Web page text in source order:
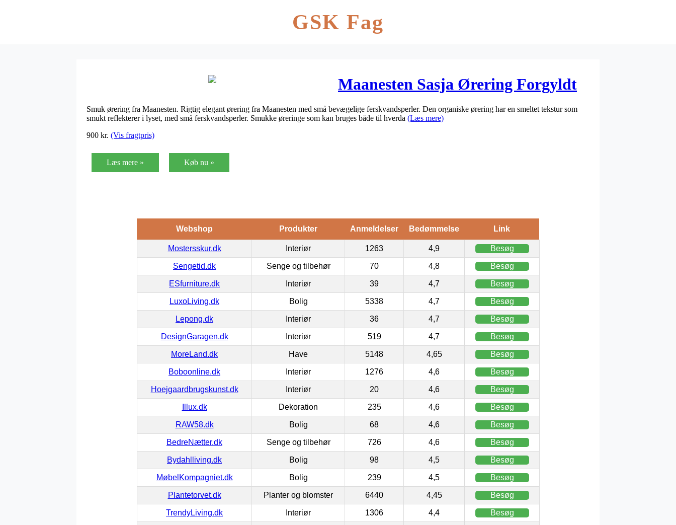
GSK Fag
Maanesten Sasja Ørering Forgyldt
Smuk ørering fra Maanesten. Rigtig elegant ørering fra Maanesten med små bevægelige ferskvandsperler. Den organiske ørering har en smeltet tekstur som
smukt reflekterer i lyset, med små ferskvandsperler. Smukke øreringe som kan bruges både til hverda (Læs mere)
900 kr. (Vis fragtpris)
Læs mere » Køb nu »
Webshop Produkter Anmeldelser Bedømmelse Link
Mostersskur.dk Interiør 1263 4,9 Besøg
Sengetid.dk Senge og tilbehør 70 4,8 Besøg
ESfurniture.dk Interiør 39 4,7 Besøg
LuxoLiving.dk Bolig 5338 4,7 Besøg
Lepong.dk Interiør 36 4,7 Besøg
DesignGaragen.dk Interiør 519 4,7 Besøg
MoreLand.dk Have 5148 4,65 Besøg
Boboonline.dk Interiør 1276 4,6 Besøg
Hoejgaardbrugskunst.dk Interiør 20 4,6 Besøg
Illux.dk Dekoration 235 4,6 Besøg
RAW58.dk Bolig 68 4,6 Besøg
BedreNætter.dk Senge og tilbehør 726 4,6 Besøg
Bydahlliving.dk Bolig 98 4,5 Besøg
MøbelKompagniet.dk Bolig 239 4,5 Besøg
Plantetorvet.dk Planter og blomster 6440 4,45 Besøg
TrendyLiving.dk Interiør 1306 4,4 Besøg